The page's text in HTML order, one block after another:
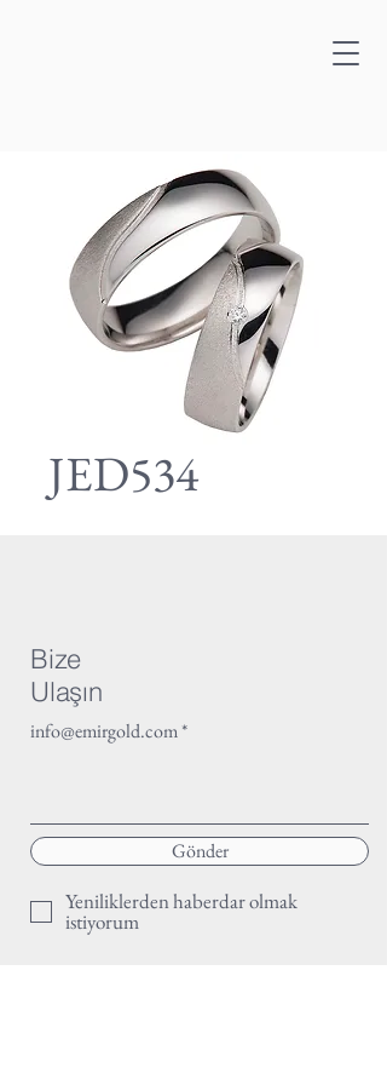
JED534
Bize
Ulaşın
info@emirgold.com
Gönder
Yeniliklerden haberdar olmak
istiyorum